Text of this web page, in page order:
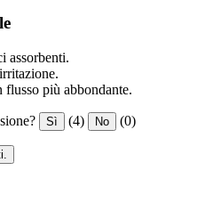
assorbenti.
flusso più abbondante.
Sì (4) No (0)